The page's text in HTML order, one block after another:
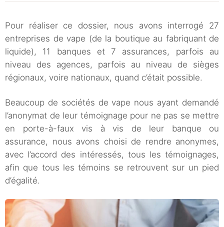
Pour réaliser ce dossier, nous avons interrogé 27
entreprises de vape (de la boutique au fabriquant de
liquide), 11 banques et 7 assurances, parfois au
niveau des agences, parfois au niveau de sièges
régionaux, voire nationaux, quand c’était possible.
Beaucoup de sociétés de vape nous ayant demandé
l’anonymat de leur témoignage pour ne pas se mettre
en porte-à-faux vis à vis de leur banque ou
assurance, nous avons choisi de rendre anonymes,
avec l’accord des intéressés, tous les témoignages,
afin que tous les témoins se retrouvent sur un pied
d’égalité.